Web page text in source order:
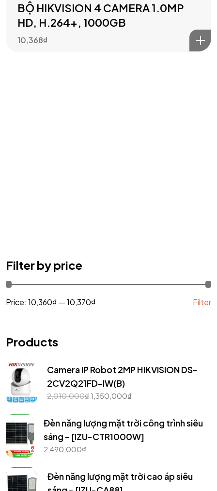
BỘ HIKVISION 4 CAMERA 1.0MP
HD, H.264+, 1000GB
10,368₫
Filter by price
Filter
Price: 10,360₫ —10,370₫
Products
Camera IP Robot 2MP HIKVISION DS-
2CV2Q21FD-IW(B)
2,010,000₫1,350,000₫
Đèn năng lượng mặt trời công trình siêu
sáng - [IZU-CTR1000W]
2,490,000₫
Đèn năng lượng mặt trời cao áp siêu